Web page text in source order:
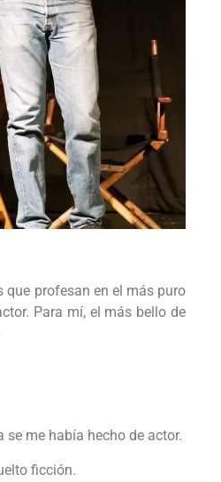
que profesan en el más puro
Para mí, el más bello de
se me había hecho de actor.
ficción.